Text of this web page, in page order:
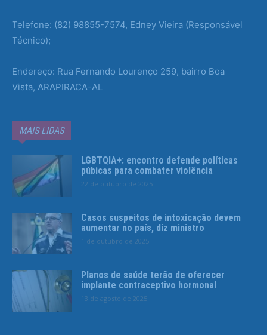
Telefone: (82) 98855-7574, Edney Vieira (Responsável
Técnico);
Endereço: Rua Fernando Lourenço 259, bairro Boa
Vista, ARAPIRACA-AL
MAIS LIDAS
LGBTQIA+: encontro defende políticas
púbicas para combater violência
22 de outubro de 2025
Casos suspeitos de intoxicação devem
aumentar no país, diz ministro
1 de outubro de 2025
Planos de saúde terão de oferecer
implante contraceptivo hormonal
13 de agosto de 2025